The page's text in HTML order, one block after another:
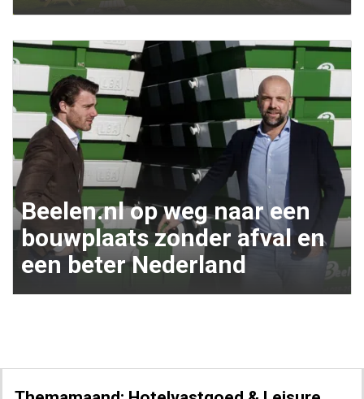
Beelen.nl op weg naar een
bouwplaats zonder afval en
een beter Nederland